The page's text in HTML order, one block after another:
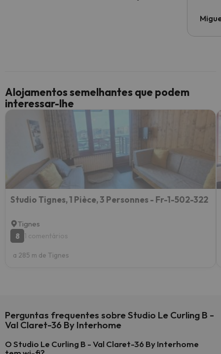
Alojamentos semelhantes que podem
interessar-lhe
Studio Tignes, 1 Pièce, 3 Personnes - Fr-1-502-322
Tignes
8
1 comentários
a 285 m de Tignes
Perguntas frequentes sobre Studio Le Curling B -
Val Claret-36 By Interhome
O Studio Le Curling B - Val Claret-36 By Interhome